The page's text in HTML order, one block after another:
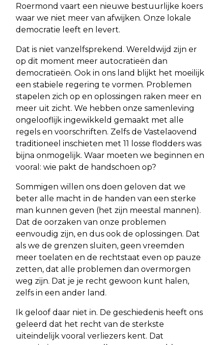
Roermond vaart een nieuwe bestuurlijke koers
waar we niet meer van afwijken. Onze lokale
democratie leeft en levert.
Dat is niet vanzelfsprekend. Wereldwijd zijn er
op dit moment meer autocratieën dan
democratieën. Ook in ons land blijkt het moeilijk
een stabiele regering te vormen. Problemen
stapelen zich op en oplossingen raken meer en
meer uit zicht. We hebben onze samenleving
ongelooflijk ingewikkeld gemaakt met alle
regels en voorschriften. Zelfs de Vastelaovend
traditioneel inschieten met 11 losse flodders was
bijna onmogelijk. Waar moeten we beginnen en
vooral: wie pakt de handschoen op?
Sommigen willen ons doen geloven dat we
beter alle macht in de handen van een sterke
man kunnen geven (het zijn meestal mannen).
Dat de oorzaken van onze problemen
eenvoudig zijn, en dus ook de oplossingen. Dat
als we de grenzen sluiten, geen vreemden
meer toelaten en de rechtstaat even op pauze
zetten, dat alle problemen dan overmorgen
weg zijn. Dat je je recht gewoon kunt halen,
zelfs in een ander land.
Ik geloof daar niet in. De geschiedenis heeft ons
geleerd dat het recht van de sterkste
uiteindelijk vooral verliezers kent. Dat